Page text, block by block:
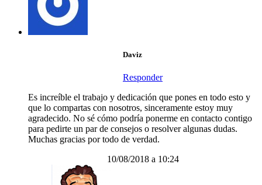
Daviz
Responder
Es increíble el trabajo y dedicación que pones en todo esto y
que lo compartas con nosotros, sinceramente estoy muy
agradecido. No sé cómo podría ponerme en contacto contigo
para pedirte un par de consejos o resolver algunas dudas.
Muchas gracias por todo de verdad.
10/08/2018 a 10:24